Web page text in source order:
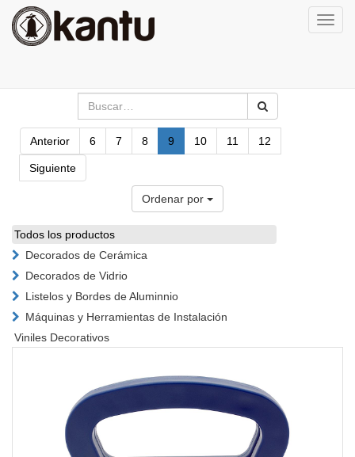
Anterior 6 7 8 9 10 11 12
Siguiente
Ordenar por
Todos los productos
Decorados de Cerámica
Decorados de Vidrio
Listelos y Bordes de Aluminnio
Máquinas y Herramientas de Instalación
Viniles Decorativos